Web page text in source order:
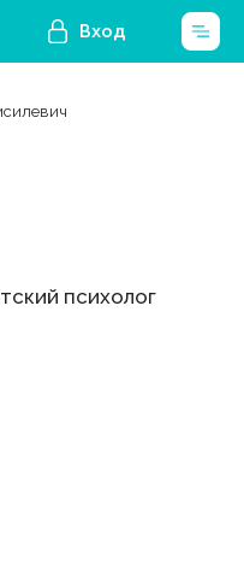
Вход
психолог